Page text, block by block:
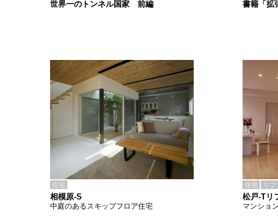
書籍「拡
世界一のトンネル国家 前編
住宅
相模原-S
中庭のあるスキップフロア住宅
住宅 リ
松戸-Tリ
マンショ